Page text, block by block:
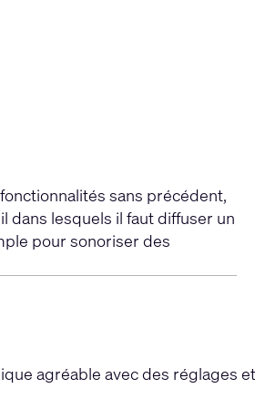
sans précédent,
dans lesquels il faut diffuser un
pour sonoriser des
agréable avec des réglages et